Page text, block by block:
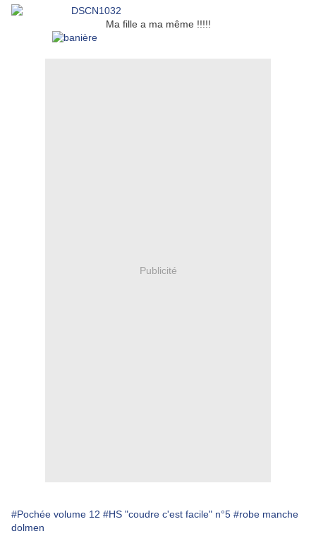
Ma fille a ma même !!!!!
Publicité
#Pochée volume 12 #HS "coudre c'est facile" n°5 #robe manche
dolmen